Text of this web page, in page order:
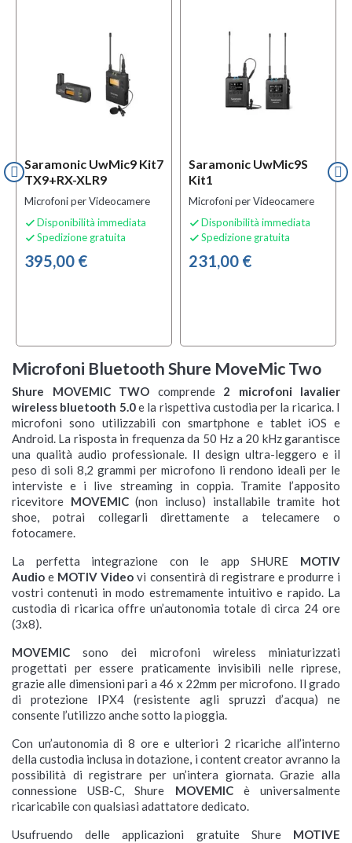
Saramonic UwMic9 Kit7
TX9+RX-XLR9
Microfoni per Videocamere
 Disponibilità immediata
 Spedizione gratuita
395,00 €
Saramonic UwMic9S
Kit1
Microfoni per Videocamere
 Disponibilità immediata
 Spedizione gratuita
231,00 €
Microfoni Bluetooth Shure MoveMic Two
Shure MOVEMIC TWO comprende 2 microfoni lavalier
wireless bluetooth 5.0e la rispettiva custodia per la ricarica. I
microfoni sono utilizzabili con smartphone e tablet iOS e
Android. La risposta in frequenza da 50 Hz a 20 kHz garantisce
una qualità audio professionale. Il design ultra-leggero e il
peso di soli 8,2 grammi per microfono li rendono ideali per le
interviste e i live streaming in coppia. Tramite l’apposito
ricevitore MOVEMIC(non incluso) installabile tramite hot
shoe, potrai collegarli direttamente a telecamere o
fotocamere.
La perfetta integrazione con le app SHURE MOTIV
Audio e MOTIV Video vi consentirà di registrare e produrre i
vostri contenuti in modo estremamente intuitivo e rapido. La
custodia di ricarica offre un’autonomia totale di circa 24 ore
(3x8).
MOVEMIC sono dei microfoni wireless miniaturizzati
progettati per essere praticamente invisibili nelle riprese,
grazie alle dimensioni pari a 46 x 22mm per microfono. Il grado
di protezione IPX4 (resistente agli spruzzi d’acqua) ne
consente l’utilizzo anche sotto la pioggia.
Con un’autonomia di 8 ore e ulteriori 2 ricariche all’interno
della custodia inclusa in dotazione, i content creator avranno la
possibilità di registrare per un’intera giornata. Grazie alla
connessione USB-C, Shure MOVEMICè universalmente
ricaricabile con qualsiasi adattatore dedicato.
Usufruendo delle applicazioni gratuite Shure MOTIVE